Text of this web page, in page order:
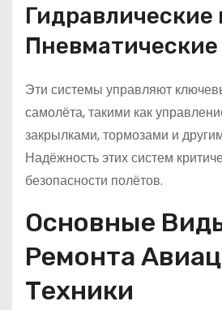
Гидравлические
Эти системы управляют
самолёта, такими как
закрылками, тормозами и
Надёжность этих систем
безопасности полётов.
Основные
Ремонта
Техники